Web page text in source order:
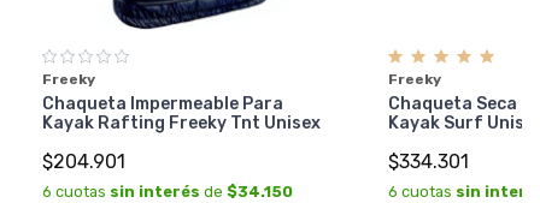
Freeky
Chaqueta Impermeable Para
Kayak Rafting Freeky Tnt Unisex
$204.901
6 cuotas sin interés de $34.150
Freeky
Chaqueta Seca
Kayak Surf
$334.301
6 cuotas sin